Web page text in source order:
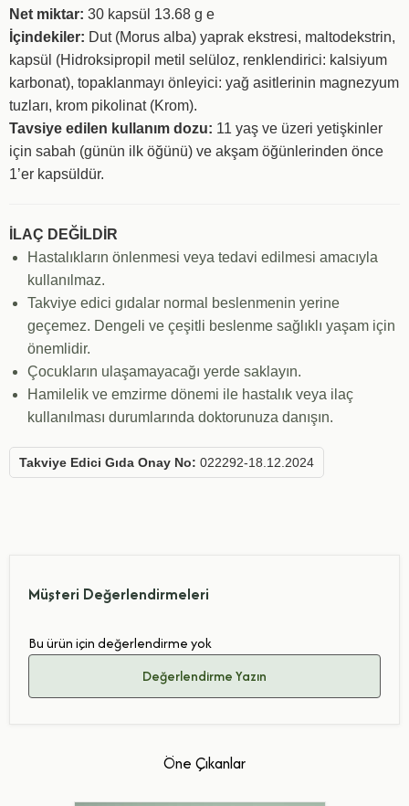
Net miktar: 30 kapsül 13.68 g e
İçindekiler: Dut (Morus alba) yaprak ekstresi, maltodekstrin,
kapsül (Hidroksipropil metil selüloz, renklendirici: kalsiyum
karbonat), topaklanmayı önleyici: yağ asitlerinin magnezyum
tuzları, krom pikolinat (Krom).
Tavsiye edilen kullanım dozu: 11 yaş ve üzeri yetişkinler
için sabah (günün ilk öğünü) ve akşam öğünlerinden önce
1’er kapsüldür.
İLAÇ DEĞİLDİR
Hastalıkların önlenmesi veya tedavi edilmesi amacıyla
kullanılmaz.
Takviye edici gıdalar normal beslenmenin yerine
geçemez. Dengeli ve çeşitli beslenme sağlıklı yaşam için
önemlidir.
Çocukların ulaşamayacağı yerde saklayın.
Hamilelik ve emzirme dönemi ile hastalık veya ilaç
kullanılması durumlarında doktorunuza danışın.
Takviye Edici Gıda Onay No: 022292-18.12.2024
Müşteri Değerlendirmeleri
Bu ürün için değerlendirme yok
Değerlendirme Yazın
Öne Çıkanlar